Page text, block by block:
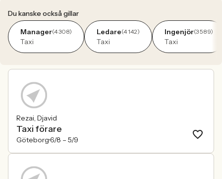
Du kanske också gillar
Manager(4 308)
Taxi
Ledare(4 142)
Taxi
Ingenjör(3 589)
Taxi
Rezai, Djavid
Taxi förare
Göteborg6/8 – 5/9